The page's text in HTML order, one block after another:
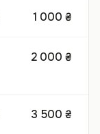
1 000 ₴
2 000 ₴
3 500 ₴